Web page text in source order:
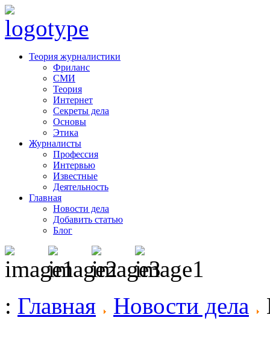
Теория журналистики
Фриланс
СМИ
Теория
Интернет
Секреты дела
Основы
Этика
Журналисты
Профессия
Интервью
Известные
Деятельность
Главная
Новости дела
Добавить статью
Блог
: Главная Новости дела